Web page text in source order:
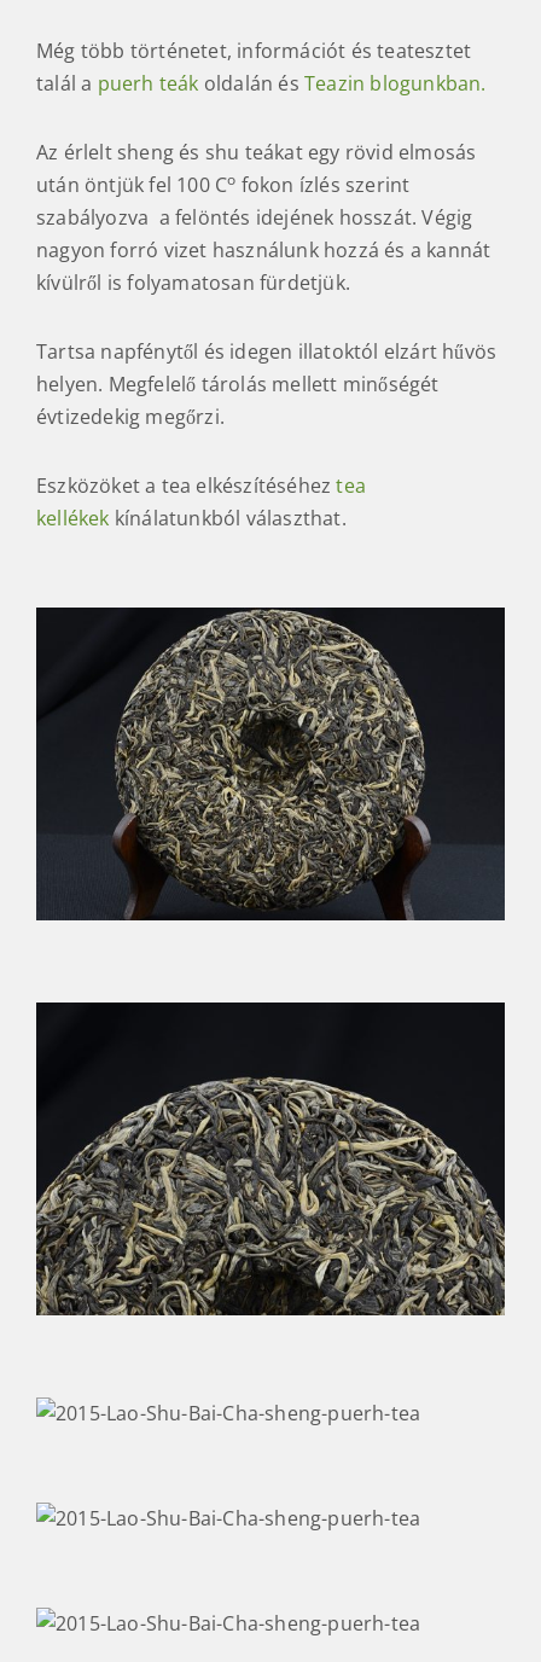
Még több történetet, információt és teatesztet
talál a puerh teák oldalán és Teazin blogunkban.
Az érlelt sheng és shu teákat egy rövid elmosás
után öntjük fel 100 Co fokon ízlés szerint
szabályozva a felöntés idejének hosszát. Végig
nagyon forró vizet használunk hozzá és a kannát
kívülről is folyamatosan fürdetjük.
Tartsa napfénytől és idegen illatoktól elzárt hűvös
helyen. Megfelelő tárolás mellett minőségét
évtizedekig megőrzi.
Eszközöket a tea elkészítéséhez tea
kellékek kínálatunkból választhat.